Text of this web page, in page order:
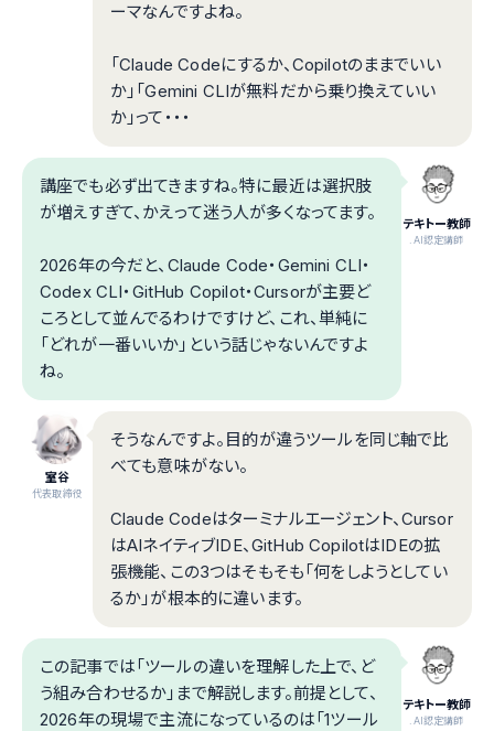
ーマなんですよね。
「Claude Codeにするか、Copilotのままでいい
か」「Gemini CLIが無料だから乗り換えていい
か」って・・・
テキトー教師
.AI認定講師
講座でも必ず出てきますね。特に最近は選択肢
が増えすぎて、かえって迷う人が多くなってます。
2026年の今だと、Claude Code・Gemini CLI・
Codex CLI・GitHub Copilot・Cursorが主要ど
ころとして並んでるわけですけど、これ、単純に
「どれが一番いいか」という話じゃないんですよ
ね。
室谷
代表取締役
そうなんですよ。目的が違うツールを同じ軸で比
べても意味がない。
Claude Codeはターミナルエージェント、Cursor
はAIネイティブIDE、GitHub CopilotはIDEの拡
張機能、この3つはそもそも「何をしようとしてい
るか」が根本的に違います。
テキトー教師
.AI認定講師
この記事では「ツールの違いを理解した上で、ど
う組み合わせるか」まで解説します。前提として、
2026年の現場で主流になっているのは「1ツール